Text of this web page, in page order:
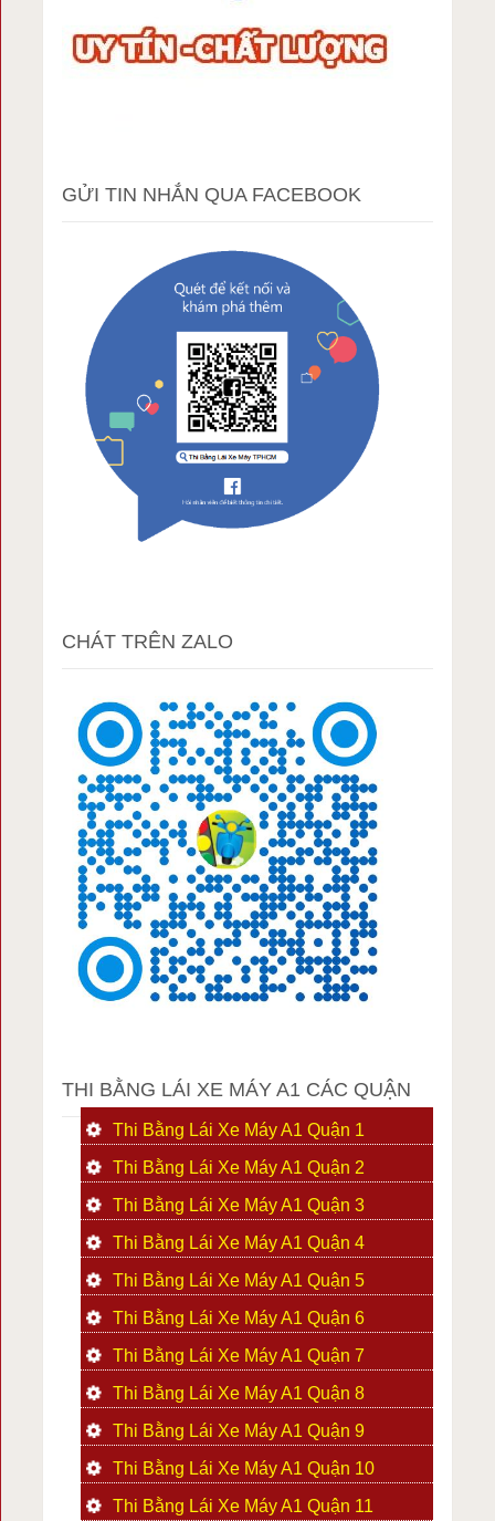
GỬI TIN NHẮN QUA FACEBOOK
CHÁT TRÊN ZALO
THI BẰNG LÁI XE MÁY A1 CÁC QUẬN
Thi Bằng Lái Xe Máy A1 Quận 1
Thi Bằng Lái Xe Máy A1 Quận 2
Thi Bằng Lái Xe Máy A1 Quận 3
Thi Bằng Lái Xe Máy A1 Quận 4
Thi Bằng Lái Xe Máy A1 Quận 5
Thi Bằng Lái Xe Máy A1 Quận 6
Thi Bằng Lái Xe Máy A1 Quận 7
Thi Bằng Lái Xe Máy A1 Quận 8
Thi Bằng Lái Xe Máy A1 Quận 9
Thi Bằng Lái Xe Máy A1 Quận 10
Thi Bằng Lái Xe Máy A1 Quận 11